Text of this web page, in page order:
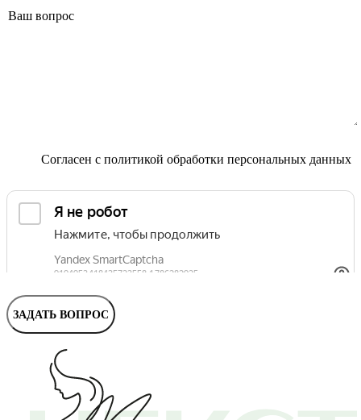
Согласен с политикой обработки персональных данных
ЗАДАТЬ ВОПРОС